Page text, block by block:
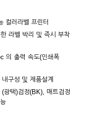
컬러라벨 프린터
라벨 박리 및 즉시 부착
의 출력 속도(인쇄폭
구성 및 제품설계
광택)검정(BK), 매트검정